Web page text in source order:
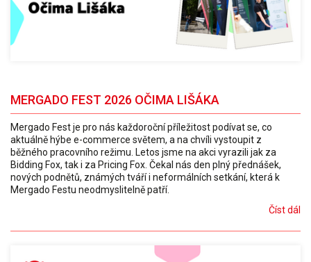
MERGADO FEST 2026 OČIMA LIŠÁKA
Mergado Fest je pro nás každoroční příležitost podívat se, co
aktuálně hýbe e-commerce světem, a na chvíli vystoupit z
běžného pracovního režimu. Letos jsme na akci vyrazili jak za
Bidding Fox, tak i za Pricing Fox. Čekal nás den plný přednášek,
nových podnětů, známých tváří i neformálních setkání, která k
Mergado Festu neodmyslitelně patří.
Číst dál